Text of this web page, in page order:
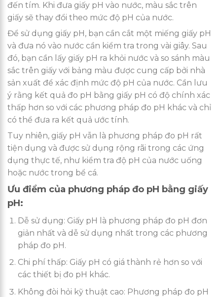
đến tím. Khi đưa giấy pH vào nước, màu sắc trên
giấy sẽ thay đổi theo mức độ pH của nước.
Để sử dụng giấy pH, bạn cần cắt một miếng giấy pH
và đưa nó vào nước cần kiểm tra trong vài giây. Sau
đó, bạn cần lấy giấy pH ra khỏi nước và so sánh màu
sắc trên giấy với bảng màu được cung cấp bởi nhà
sản xuất để xác định mức độ pH của nước. Cần lưu
ý rằng kết quả đo pH bằng giấy pH có độ chính xác
thấp hơn so với các phương pháp đo pH khác và chỉ
có thể đưa ra kết quả ước tính.
Tuy nhiên, giấy pH vẫn là phương pháp đo pH rất
tiện dụng và được sử dụng rộng rãi trong các ứng
dụng thực tế, như kiểm tra độ pH của nước uống
hoặc nước trong bể cá.
Ưu điểm của phương pháp đo pH bằng giấy
pH:
Dễ sử dụng: Giấy pH là phương pháp đo pH đơn
giản nhất và dễ sử dụng nhất trong các phương
pháp đo pH.
Chi phí thấp: Giấy pH có giá thành rẻ hơn so với
các thiết bị đo pH khác.
Không đòi hỏi kỹ thuật cao: Phương pháp đo pH